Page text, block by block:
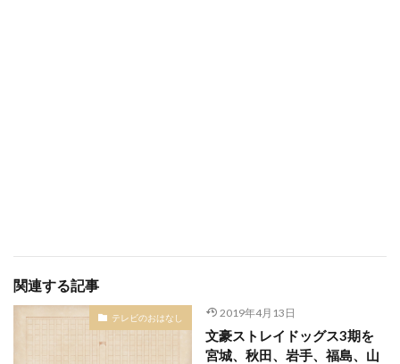
関連する記事
テレビのおはなし 2019年4月13日
文豪ストレイドッグス3期を
宮城、秋田、岩手、福島、山